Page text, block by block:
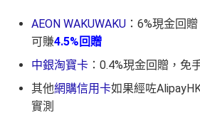
AEON WAKUWAKU ：6%現金回
可賺4.5%回贈
中銀淘寶卡 ：0.4%現金回贈，免
其他網購信用卡如果經咗
實測